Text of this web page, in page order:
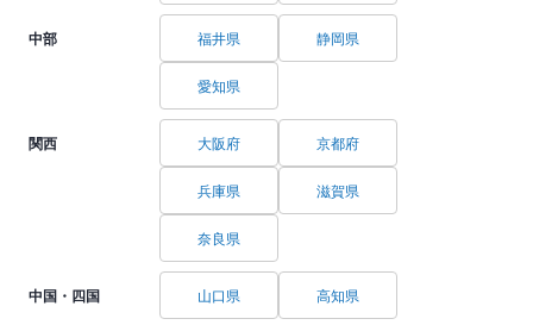
中部 福井県 静岡県
愛知県
関西 大阪府 京都府
兵庫県 滋賀県
奈良県
中国・四国 山口県 高知県